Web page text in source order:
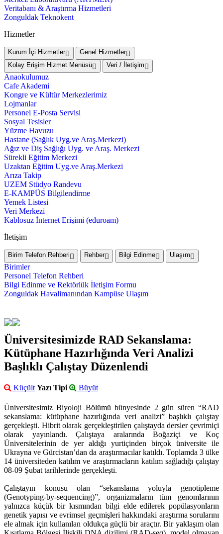
Veritabanı & Araştırma Hizmetleri
Zonguldak Teknokent
Hizmetler
Kurum İçi Hizmetler
Genel Hizmetler
Kolay Erişim Hizmet Menüsü
Veri / İletişim
Anaokulumuz
Cafe Akademi
Kongre ve Kültür Merkezlerimiz
Lojmanlar
Personel E-Posta Servisi
Sosyal Tesisler
Yüzme Havuzu
Hastane (Sağlık Uyg.ve Araş.Merkezi)
Ağız ve Diş Sağlığı Uyg. ve Araş. Merkezi
Sürekli Eğitim Merkezi
Uzaktan Eğitim Uyg.ve Araş.Merkezi
Arıza Takip
UZEM Stüdyo Randevu
E-KAMPÜS Bilgilendirme
Yemek Listesi
Veri Merkezi
Kablosuz İnternet Erişimi (eduroam)
İletişim
Birim Telefon Rehberi Rehber Bilgi Edinme Ulaşım
Birimler
Personel Telefon Rehberi
Bilgi Edinme ve Rektörlük İletişim Formu
Zonguldak Havalimanından Kampüse Ulaşım
Üniversitesimizde RAD Sekanslama:
Kütüphane Hazırlığında Veri Analizi
Başlıklı Çalıştay Düzenlendi
Küçült Yazı Tipi Büyüt
Üniversitesimiz Biyoloji Bölümü bünyesinde 2 gün süren “RAD
sekanslama: kütüphane hazırlığında veri analizi” başlıklı çalıştay
gerçekleşti. Hibrit olarak gerçekleştirilen çalıştayda dersler çevrimiçi
olarak yayınlandı. Çalıştaya aralarında Boğaziçi ve Koç
Üniversitelerinin de yer aldığı yurtiçinden birçok üniversite ile
Ukrayna ve Gürcistan’dan da araştırmacılar katıldı. Toplamda 3 ülke
14 üniversiteden katılım ve araştırmacların katılım sağladığı çalıştay
08-09 Şubat tarihlerinde gerçekleşti.
Çalıştayın konusu olan “sekanslama yoluyla genotipleme
(Genotyping-by-sequencing)”, organizmaların tüm genomlarının
yalnızca küçük bir kısmından bilgi elde edilerek popülasyonların
genetik yapısı ve evrimsel geçmişleri hakkındaki araştırma sorularını
ele almak için kullanılan oldukça güçlü bir araçtır. Bir yaklaşım olan